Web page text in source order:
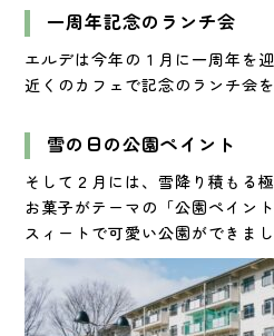
一周年記念のランチ会
エルデは今年の１月に一周年を迎
近くのカフェで記念のランチ会を
雪の日の公園ペイント
そして２月には、雪降り積もる極
お菓子がテーマの「公園ペイン
スィートで可愛い公園ができまし